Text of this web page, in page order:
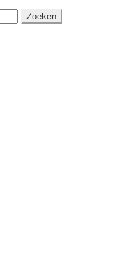
Zoeken